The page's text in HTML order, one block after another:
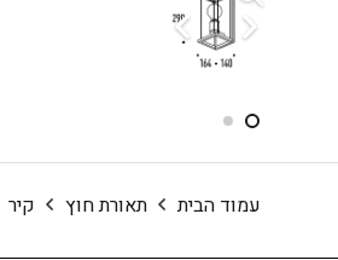
עמוד הבית תאורת חוץ קיר